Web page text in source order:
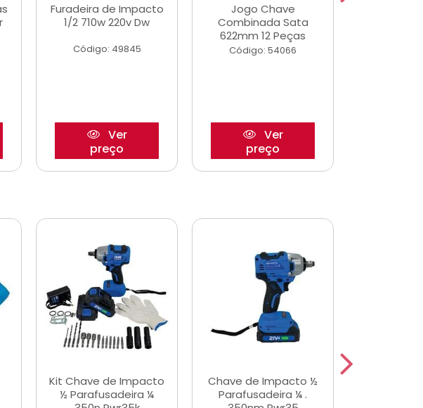
Furadeira de Impacto
1/2 710w 220v Dw
Código: 49845
Ver
preço
Jogo Chave
Combinada Sata
622mm 12 Peças
Código: 54066
Ver
preço
Kit Chave de Impacto
½ Parafusadeira ¼
Chave de Impacto ½
Parafusadeira ¼ .